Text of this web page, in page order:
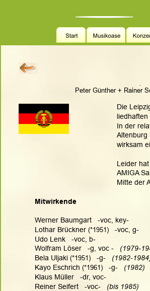
Peter Günther + Rainer
.
Die
In der
Altenburg
wirksam
Leider
AMIGA
Mitte der
Mitwirkende
Werner Baumgart   -voc, key-
Lothar Brückner (*1951)
   -voc, g-
Udo Lenk   -voc, b-
Wolfram Löser   -g, voc -
(1979-
Bela Uljaki (*1951)
   -g-
(1982-
Kayo Eschrich (*1961)
   -g-
(1982)
Klaus Müller   -dr, voc-
Reiner Seifert   -voc-
(bis 1985)